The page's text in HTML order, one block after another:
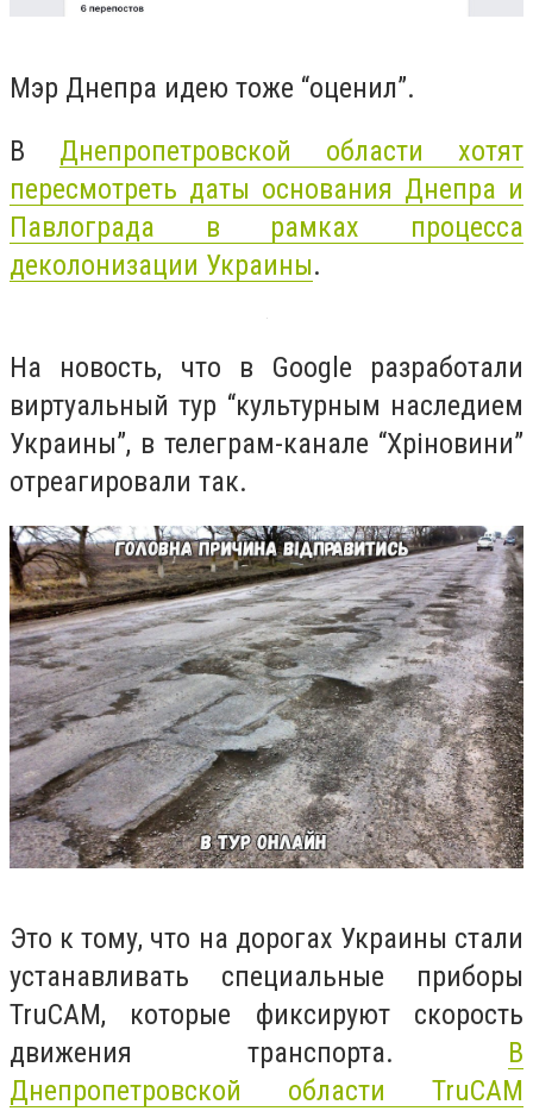
Мэр Днепра идею тоже “оценил”.
В Днепропетровской области хотят
пересмотреть даты основания Днепра и
Павлограда в рамках процесса
деколонизации Украины.
На новость, что в Google разработали
виртуальный тур “культурным наследием
Украины”, в телеграм-канале “Хріновини”
отреагировали так.
Это к тому, что на дорогах Украины стали
устанавливать специальные приборы
TruCAM, которые фиксируют скорость
движения транспорта. В
Днепропетровской области TruCAM